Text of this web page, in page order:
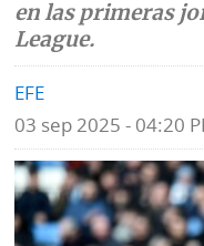
Deportes
Ponle
la
Firma
Fe
de
en las primeras
League.
EFE
03 sep 2025 - 04:20